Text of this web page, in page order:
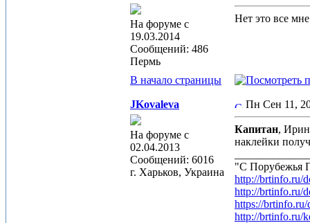
На форуме с
19.03.2014
Сообщений: 486
Пермь
Нет это все
В начало страницы
JKovaleva
На форуме с
02.04.2013
Сообщений: 6016
г. Харьков, Украина
Пн Сен 11,
Капитан,
наклейки
"С Порубежья
http://brtinfo.ru/
http://brtinfo.ru/
https://
http://brtinfo.ru/